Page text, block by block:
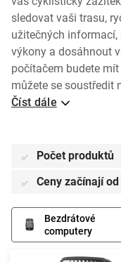
sledovat vaši trasu,
užitečných
výkony a dosáhnout
počítačem budete
můžete se soustředit
Číst dále
✅ Počet produktů
✅ Ceny začínají od
Bezdrátové
computery